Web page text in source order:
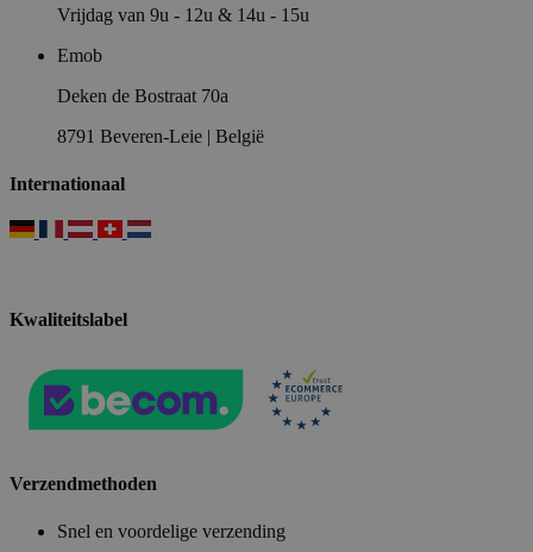
Vrijdag van 9u - 12u & 14u - 15u
Emob
Deken de Bostraat 70a
8791 Beveren-Leie | België
Internationaal
Kwaliteitslabel
Verzendmethoden
Snel en voordelige verzending